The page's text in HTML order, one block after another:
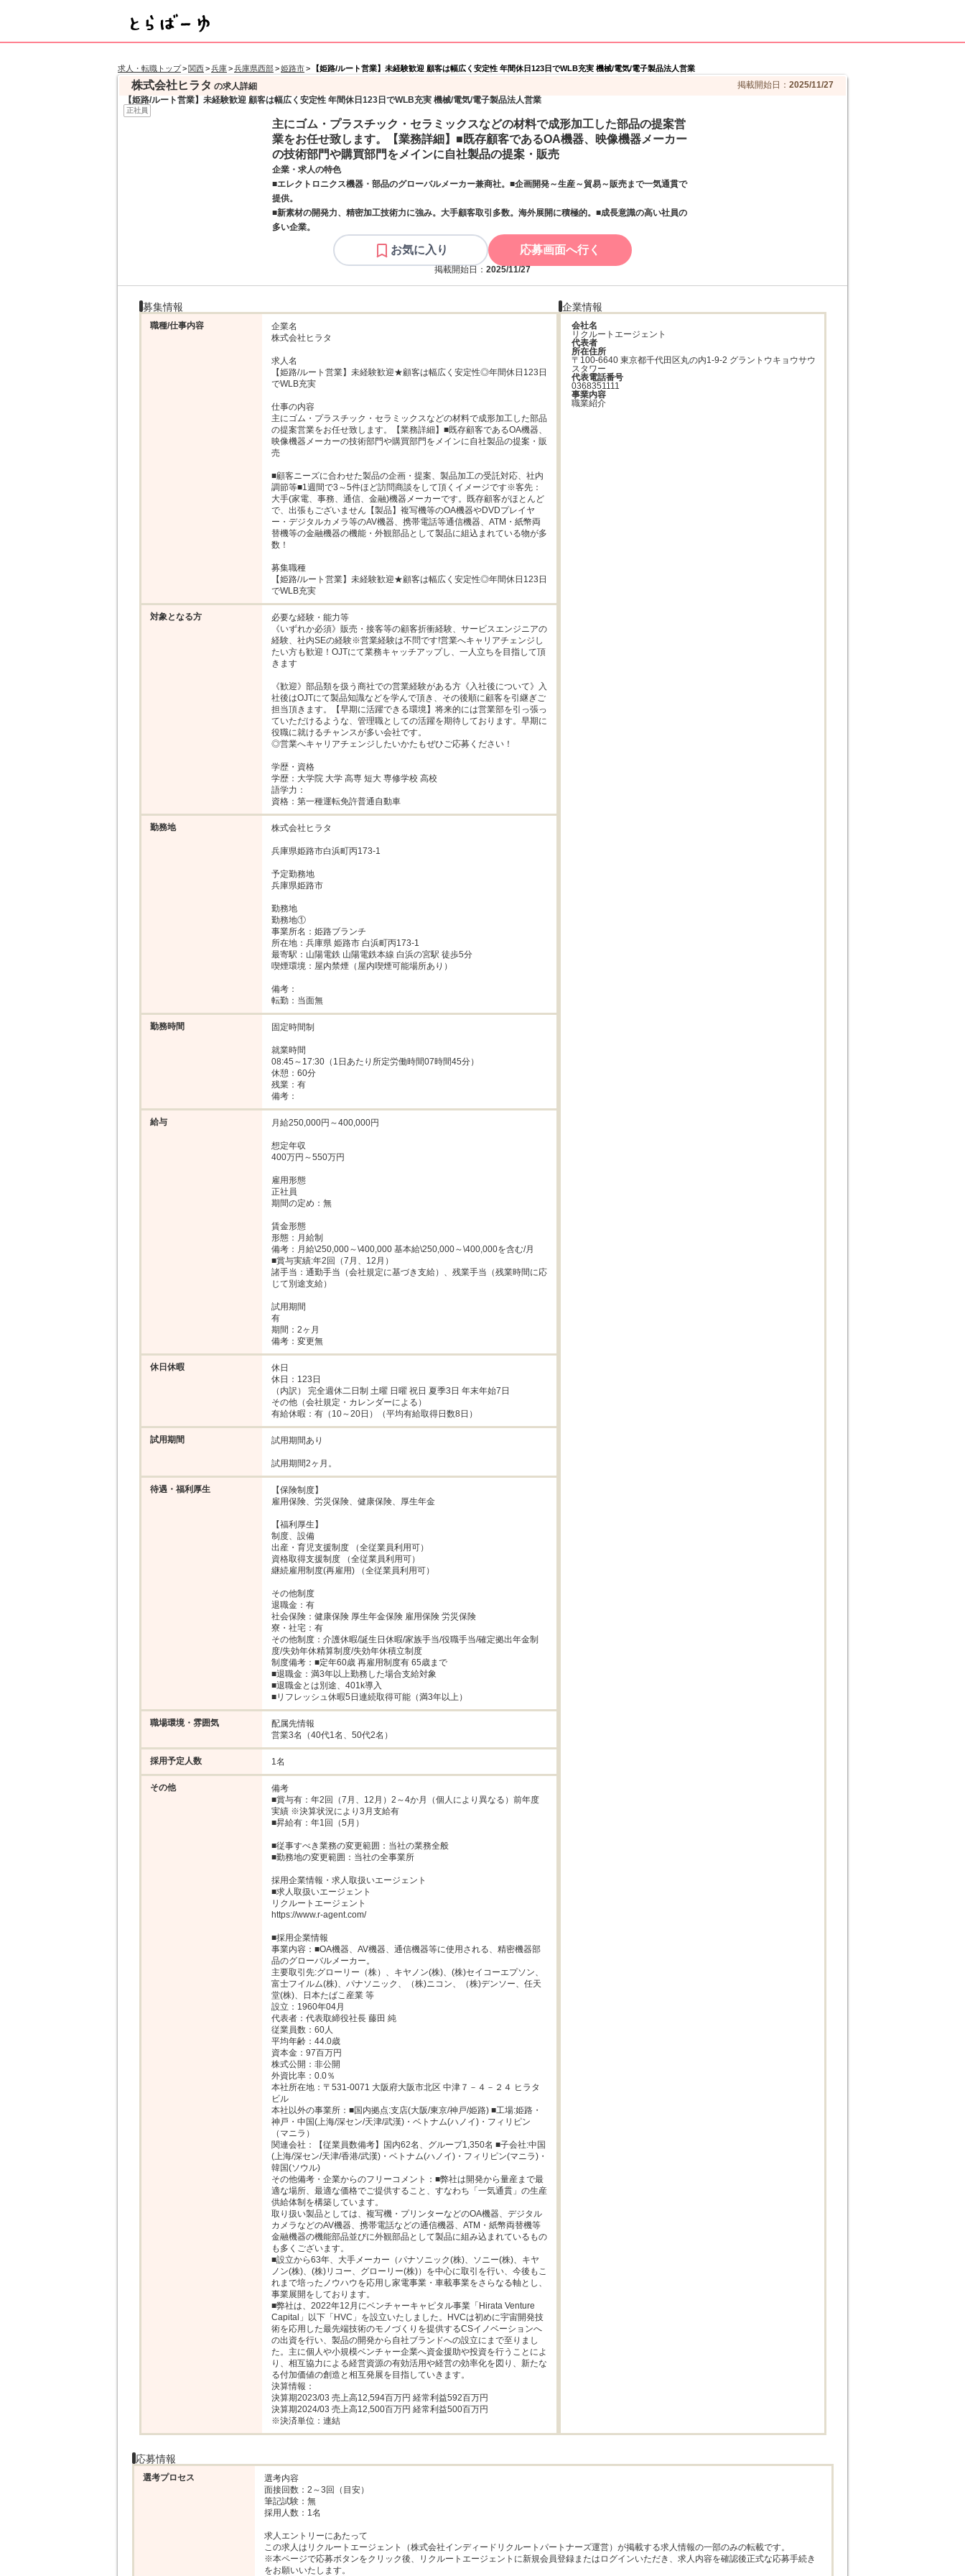
求人・転職トップ>関西>兵庫>兵庫県西部>姫路市> 【姫路/ルート営業】未経験歓迎 顧客は幅広く安定性 年間休日123日でWLB充実 機械/電気/電子製品法人営業
株式会社ヒラタ の求人詳細 掲載開始日： 2025/11/27
【姫路/ルート営業】未経験歓迎 顧客は幅広く安定性 年間休日123日でWLB充実 機械/電気/電子製品法人営業
正社員
主にゴム・プラスチック・セラミックスなどの材料で成形加工した部品の提案営
業をお任せ致します。【業務詳細】■既存顧客であるOA機器、映像機器メーカー
の技術部門や購買部門をメインに自社製品の提案・販売
企業・求人の特色
■エレクトロニクス機器・部品のグローバルメーカー兼商社。■企画開発～生産～貿易～販売まで一気通貫で
提供。
■新素材の開発力、精密加工技術力に強み。大手顧客取引多数。海外展開に積極的。■成長意識の高い社員の
多い企業。
お気に入り 応募画面へ行く
掲載開始日： 2025/11/27
募集情報
職種/仕事内容
企業名
株式会社ヒラタ
求人名
【姫路/ルート営業】未経験歓迎★顧客は幅広く安定性◎年間休日123日
でWLB充実
仕事の内容
主にゴム・プラスチック・セラミックスなどの材料で成形加工した部品
の提案営業をお任せ致します。【業務詳細】■既存顧客であるOA機器、
映像機器メーカーの技術部門や購買部門をメインに自社製品の提案・販
売
■顧客ニーズに合わせた製品の企画・提案、製品加工の受託対応、社内
調節等■1週間で3～5件ほど訪問商談をして頂くイメージです※客先：
大手(家電、事務、通信、金融)機器メーカーです。既存顧客がほとんど
で、出張もございません【製品】複写機等のOA機器やDVDプレイヤ
ー・デジタルカメラ等のAV機器、携帯電話等通信機器、ATM・紙幣両
替機等の金融機器の機能・外観部品として製品に組込まれている物が多
数！
募集職種
【姫路/ルート営業】未経験歓迎★顧客は幅広く安定性◎年間休日123日
でWLB充実
対象となる方
必要な経験・能力等
《いずれか必須》販売・接客等の顧客折衝経験、サービスエンジニアの
経験、社内SEの経験※営業経験は不問です!営業へキャリアチェンジし
たい方も歓迎！OJTにて業務キャッチアップし、一人立ちを目指して頂
きます
《歓迎》部品類を扱う商社での営業経験がある方《入社後について》入
社後はOJTにて製品知識などを学んで頂き、その後順に顧客を引継ぎご
担当頂きます。【早期に活躍できる環境】将来的には営業部を引っ張っ
ていただけるような、管理職としての活躍を期待しております。早期に
役職に就けるチャンスが多い会社です。
◎営業へキャリアチェンジしたいかたもぜひご応募ください！
学歴・資格
学歴：大学院 大学 高専 短大 専修学校 高校
語学力：
資格：第一種運転免許普通自動車
勤務地 株式会社ヒラタ
兵庫県姫路市白浜町丙173-1
予定勤務地
兵庫県姫路市
勤務地
勤務地①
事業所名：姫路ブランチ
所在地：兵庫県 姫路市 白浜町丙173-1
最寄駅：山陽電鉄 山陽電鉄本線 白浜の宮駅 徒歩5分
喫煙環境：屋内禁煙（屋内喫煙可能場所あり）
備考：
転勤：当面無
勤務時間 固定時間制
就業時間
08:45～17:30（1日あたり所定労働時間07時間45分）
休憩：60分
残業：有
備考：
給与 月給250,000円～400,000円
想定年収
400万円～550万円
雇用形態
正社員
期間の定め：無
賃金形態
形態：月給制
備考：月給\250,000～\400,000 基本給\250,000～\400,000を含む/月
■賞与実績:年2回（7月、12月）
諸手当：通勤手当（会社規定に基づき支給）、残業手当（残業時間に応
じて別途支給）
試用期間
有
期間：2ヶ月
備考：変更無
休日休暇
休日
休日：123日
（内訳） 完全週休二日制 土曜 日曜 祝日 夏季3日 年末年始7日
その他（会社規定・カレンダーによる）
有給休暇：有（10～20日）（平均有給取得日数8日）
試用期間 試用期間あり
試用期間2ヶ月。
待遇・福利厚生
【保険制度】
雇用保険、労災保険、健康保険、厚生年金
【福利厚生】
制度、設備
出産・育児支援制度 （全従業員利用可）
資格取得支援制度 （全従業員利用可）
継続雇用制度(再雇用) （全従業員利用可）
その他制度
退職金：有
社会保険：健康保険 厚生年金保険 雇用保険 労災保険
寮・社宅：有
その他制度：介護休暇/誕生日休暇/家族手当/役職手当/確定拠出年金制
度/失効年休精算制度/失効年休積立制度
制度備考：■定年60歳 再雇用制度有 65歳まで
■退職金：満3年以上勤務した場合支給対象
■退職金とは別途、401k導入
■リフレッシュ休暇5日連続取得可能（満3年以上）
職場環境・雰囲気
配属先情報
営業3名（40代1名、50代2名）
採用予定人数 1名
その他
備考
■賞与有：年2回（7月、12月）2～4か月（個人により異なる）前年度
実績 ※決算状況により3月支給有
■昇給有：年1回（5月）
■従事すべき業務の変更範囲：当社の業務全般
■勤務地の変更範囲：当社の全事業所
採用企業情報・求人取扱いエージェント
■求人取扱いエージェント
リクルートエージェント
https://www.r-agent.com/
■採用企業情報
事業内容：■OA機器、AV機器、通信機器等に使用される、精密機器部
品のグローバルメーカー。
主要取引先:グローリー（株）、キヤノン(株)、(株)セイコーエプソン、
富士フイルム(株)、パナソニック、（株)ニコン、（株)デンソー、任天
堂(株)、日本たばこ産業 等
設立：1960年04月
代表者：代表取締役社長 藤田 純
従業員数：60人
平均年齢：44.0歳
資本金：97百万円
株式公開：非公開
外資比率：0.0％
本社所在地：〒531-0071 大阪府大阪市北区 中津７－４－２４ ヒラタ
ビル
本社以外の事業所：■国内拠点:支店(大阪/東京/神戸/姫路) ■工場:姫路・
神戸・中国(上海/深セン/天津/武漢)・ベトナム(ハノイ)・フィリピン
（マニラ）
関連会社：【従業員数備考】国内62名、グループ1,350名 ■子会社:中国
(上海/深セン/天津/香港/武漢)・ベトナム(ハノイ)・フィリピン(マニラ)・
韓国(ソウル)
その他備考・企業からのフリーコメント：■弊社は開発から量産まで最
適な場所、最適な価格でご提供すること、すなわち「一気通貫」の生産
供給体制を構築しています。
取り扱い製品としては、複写機・プリンターなどのOA機器、デジタル
カメラなどのAV機器、携帯電話などの通信機器、ATM・紙幣両替機等
金融機器の機能部品並びに外観部品として製品に組み込まれているもの
も多くございます。
■設立から63年、大手メーカー（パナソニック(株)、ソニー(株)、キヤ
ノン(株)、(株)リコー、グローリー(株)）を中心に取引を行い、今後もこ
れまで培ったノウハウを応用し家電事業・車載事業をさらなる軸とし、
事業展開をしております。
■弊社は、2022年12月にベンチャーキャピタル事業「Hirata Venture
Capital」以下「HVC」を設立いたしました。HVCは初めに宇宙開発技
術を応用した最先端技術のモノづくりを提供するCSイノベーションへ
の出資を行い、製品の開発から自社ブランドへの設立にまで至りまし
た。主に個人や小規模ベンチャー企業へ資金援助や投資を行うことによ
り、相互協力による経営資源の有効活用や経営の効率化を図り、新たな
る付加価値の創造と相互発展を目指していきます。
決算情報：
決算期2023/03 売上高12,594百万円 経常利益592百万円
決算期2024/03 売上高12,500百万円 経常利益500百万円
※決済単位：連結
企業情報
会社名
リクルートエージェント
代表者
所在住所
〒100-6640 東京都千代田区丸の内1-9-2 グラントウキョウサウ
スタワー
代表電話番号
0368351111
事業内容
職業紹介
応募情報
選考プロセス
選考内容
面接回数：2～3回（目安）
筆記試験：無
採用人数：1名
求人エントリーにあたって
この求人はリクルートエージェント（株式会社インディードリクルートパートナーズ運営）が掲載する求人情報の一部のみの転載です。
※本ページで応募ボタンをクリック後、リクルートエージェントに新規会員登録またはログインいただき、求人内容を確認後正式な応募手続き
をお願いいたします。